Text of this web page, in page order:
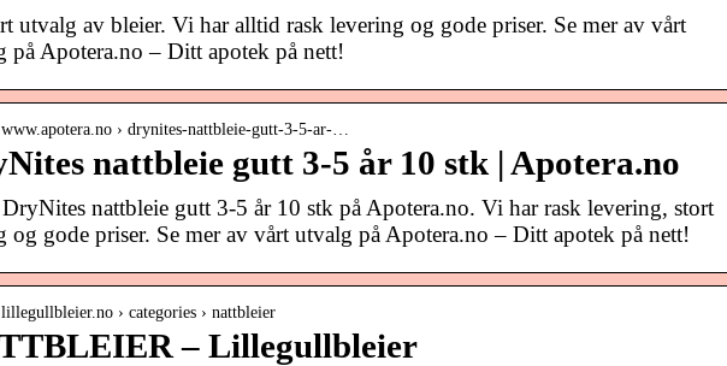
utvalg av bleier. Vi har alltid rask levering og gode priser. Se mer av vårt
på Apotera.no – Ditt apotek på nett!
› drynites-nattbleie-gutt-3-5-ar-…
nattbleie gutt 3-5 år 10 stk | Apotera.no
nattbleie gutt 3-5 år 10 stk på Apotera.no. Vi har rask levering, stort
og gode priser. Se mer av vårt utvalg på Apotera.no – Ditt apotek på nett!
› categories › nattbleier
– Lillegullbleier